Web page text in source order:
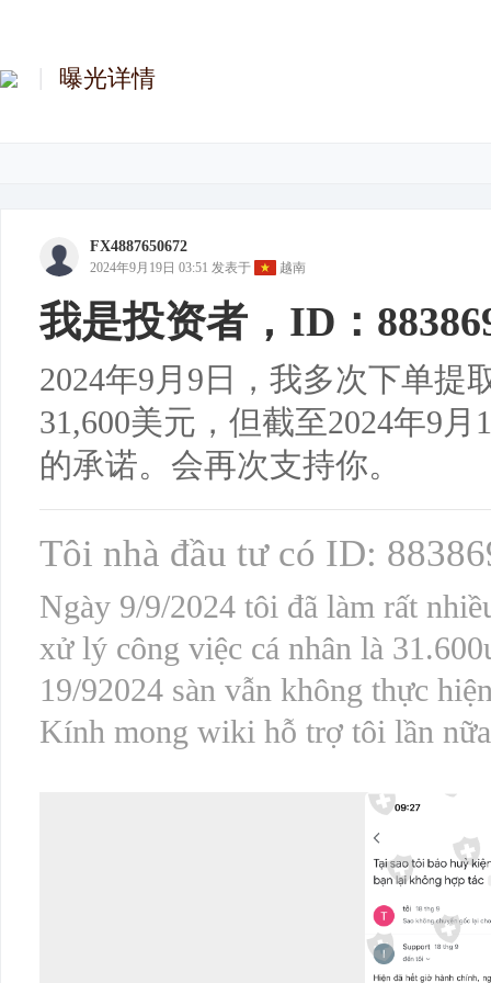
曝光详情
FX4887650672
2024年9月19日 03:51 发表于 越南
我是投资者，ID：
2024年9月9日，我多次下单提
31,600美元，但截至2024年9
的承诺。会再次支持你。
Tôi nhà đầu tư có ID:
Ngày 9/9/2024 tôi đã làm rất
xử lý công việc cá nhân là
19/92024 sàn vẫn không thực
Kính mong wiki hỗ trợ tôi lần nữa